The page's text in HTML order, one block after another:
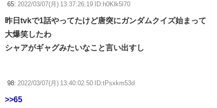
65: 2022/03/07(月) 13:37:26.19 ID:h0Klk5l70
昨日tvkで1話やってたけど唐突にガンダムクイズ始まって
大爆笑したわ
シャアがギャグみたいなこと言い出すし
98: 2022/03/07(月) 13:40:02.50 ID:tPsxkm53d
>>65